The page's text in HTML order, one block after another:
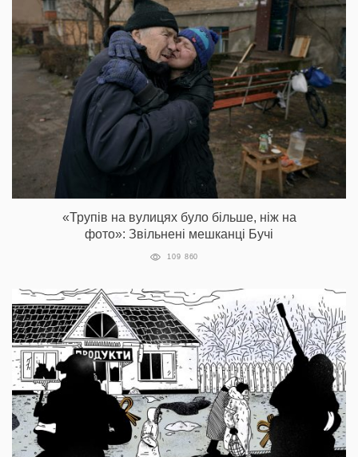
«Трупів на вулицях було більше, ніж на
фото»: Звільнені мешканці Бучі
109 860